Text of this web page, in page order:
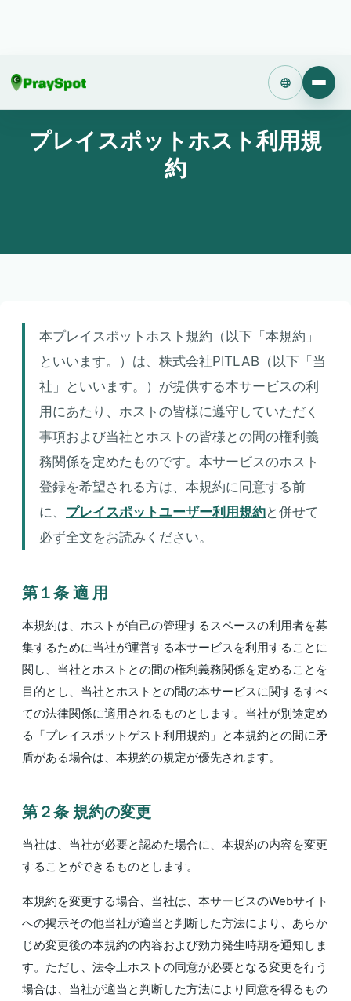
Language
プレイスポットホスト利用規
約
本プレイスポットホスト規約（以下「本規約」
といいます。）は、株式会社PITLAB（以下「当
社」といいます。）が提供する本サービスの利
用にあたり、ホストの皆様に遵守していただく
事項および当社とホストの皆様との間の権利義
務関係を定めたものです。本サービスのホスト
登録を希望される方は、本規約に同意する前
に、 プレイスポットユーザー利用規約と併せて
必ず全文をお読みください。
第１条 適 用
本規約は、ホストが自己の管理するスペースの利用者を募
集するために当社が運営する本サービスを利用することに
関し、当社とホストとの間の権利義務関係を定めることを
目的とし、当社とホストとの間の本サービスに関するすべ
ての法律関係に適用されるものとします。当社が別途定め
る「プレイスポットゲスト利用規約」と本規約との間に矛
盾がある場合は、本規約の規定が優先されます。
第２条 規約の変更
当社は、当社が必要と認めた場合に、本規約の内容を変更
することができるものとします。
本規約を変更する場合、当社は、本サービスのWebサイト
への掲示その他当社が適当と判断した方法により、あらか
じめ変更後の本規約の内容および効力発生時期を通知しま
す。ただし、法令上ホストの同意が必要となる変更を行う
場合は、当社が適当と判断した方法により同意を得るもの